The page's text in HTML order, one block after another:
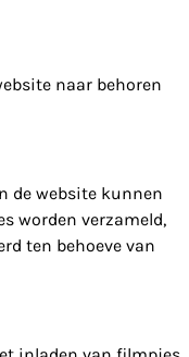
naar behoren
de website kunnen
worden verzameld,
ten behoeve van